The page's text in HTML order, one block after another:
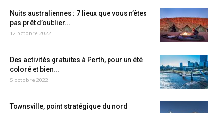
Nuits australiennes : 7 lieux que vous n’êtes
pas prêt d’oublier...
12 octobre 2022
Des activités gratuites à Perth, pour un été
coloré et bien...
5 octobre 2022
Townsville, point stratégique du nord